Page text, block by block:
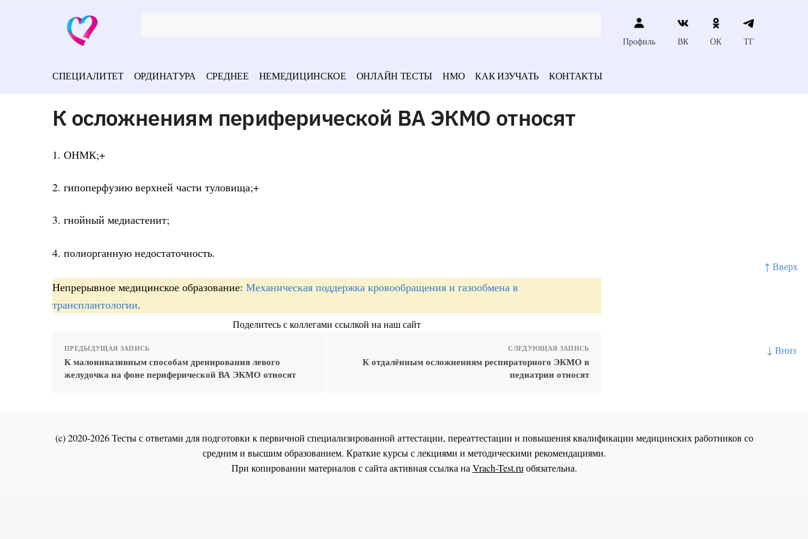
↑ Вверх
↓ Вниз
Профиль ВК ОК ТГ
СПЕЦИАЛИТЕТ ОРДИНАТУРА СРЕДНЕЕ НЕМЕДИЦИНСКОЕ ОНЛАЙН ТЕСТЫ НМО КАК ИЗУЧАТЬ КОНТАКТЫ
К осложнениям периферической ВА ЭКМО относят
1. ОНМК;+
2. гипоперфузию верхней части туловища;+
3. гнойный медиастенит;
4. полиорганную недостаточность.
Непрерывное медицинское образование: Механическая поддержка кровообращения и газообмена в
трансплантологии.
Поделитесь с коллегами ссылкой на наш сайт
ПРЕДЫДУЩАЯ ЗАПИСЬ
К малоинвазивным способам дренирования левого
желудочка на фоне периферической ВА ЭКМО относят
СЛЕДУЮЩАЯ ЗАПИСЬ
К отдалённым осложнениям респираторного ЭКМО в
педиатрии относят
(c) 2020-2026 Тесты с ответами для подготовки к первичной специализированной аттестации, переаттестации и повышения квалификации медицинских работников со
средним и высшим образованием. Краткие курсы с лекциями и методическими рекомендациями.
При копировании материалов с сайта активная ссылка наVrach-Test.ruобязательна.